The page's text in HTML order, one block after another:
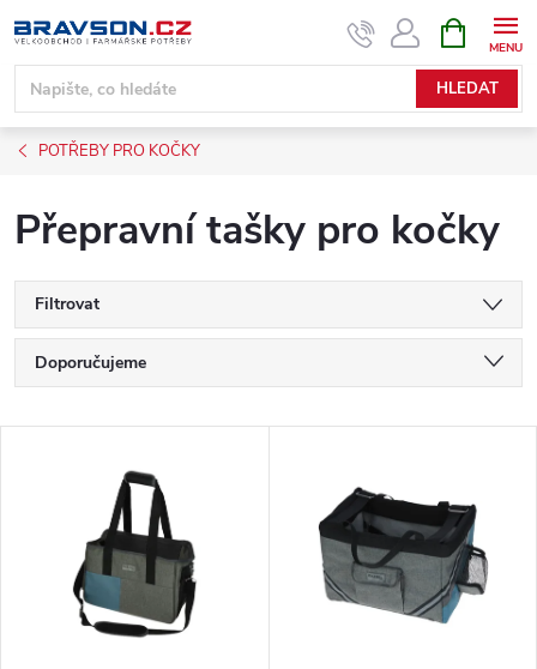
na
obsah
HLEDAT
NÁKUPNÍ
KOŠÍK
POTŘEBY PRO KOČKY
Přepravní tašky pro kočky
Filtrovat
Ř
a
Doporučujeme
Nejprodávanější
Abecedně